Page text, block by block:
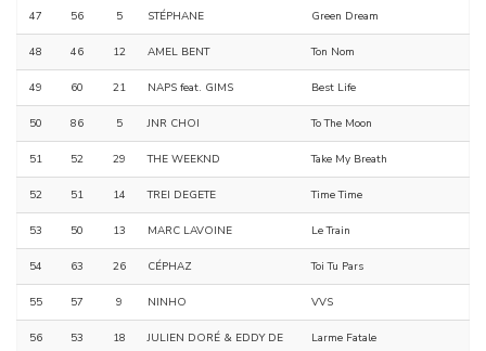
47 56 5 STÉPHANE Green Dream
48 46 12 AMEL BENT Ton Nom
49 60 21 NAPS feat. GIMS Best Life
50 86 5 JNR CHOI To The Moon
51 52 29 THE WEEKND Take My Breath
52 51 14 TREI DEGETE Time Time
53 50 13 MARC LAVOINE Le Train
54 63 26 CÉPHAZ Toi Tu Pars
55 57 9 NINHO VVS
56 53 18
JULIEN DORÉ & EDDY DE
Larme Fatale